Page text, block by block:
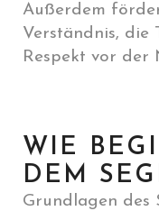
Außerdem
Verständnis, die
Respekt vor der
WIE
DEM
Grundlagen des